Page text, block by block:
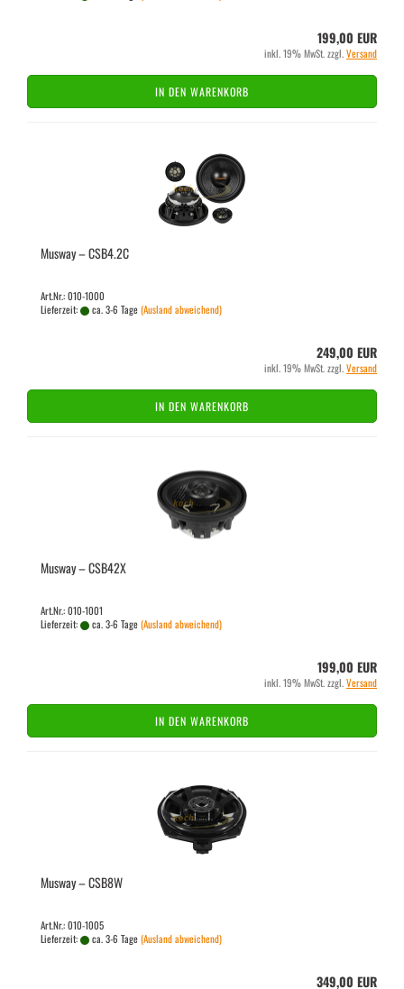
199,00 EUR
inkl. 19% MwSt. zzgl.Versand
IN DEN WARENKORB
Mus­way – CSB4.2C
Art.Nr.: 010-1000
Lieferzeit:
ca. 3-6 Tage(Ausland abweichend)
249,00 EUR
inkl. 19% MwSt. zzgl.Versand
IN DEN WARENKORB
Mus­way – CSB42X
Art.Nr.: 010-1001
Lieferzeit:
ca. 3-6 Tage(Ausland abweichend)
199,00 EUR
inkl. 19% MwSt. zzgl.Versand
IN DEN WARENKORB
Mus­way – CSB8W
Art.Nr.: 010-1005
Lieferzeit:
ca. 3-6 Tage(Ausland abweichend)
349,00 EUR